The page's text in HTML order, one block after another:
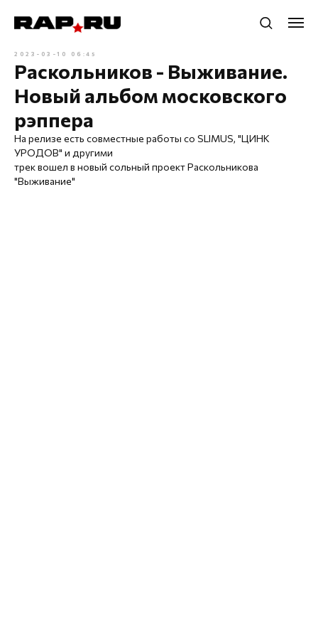
2023-03-10 06:45
Раскольников - Выживание.
Новый альбом московского
рэппера
На релизе есть совместные работы со SLIMUS, "ЦИНК
УРОДОВ" и другими
трек вошел в новый сольный проект Раскольникова
"Выживание"